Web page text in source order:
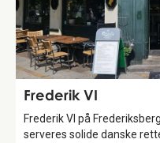
Food & Drinks
Frederik VI
Frederik VI på
serveres solide danske